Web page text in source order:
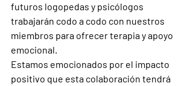
futuros logopedas y psicólogos
trabajarán codo a codo con nuestros
miembros para ofrecer terapia y apoyo
emocional.
Estamos emocionados por el impacto
positivo que esta colaboración tendrá